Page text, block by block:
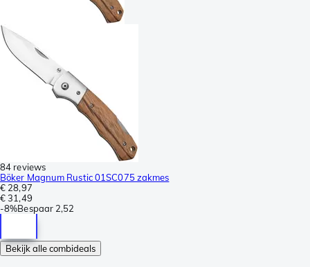
84 reviews
Böker Magnum Rustic 01SC075 zakmes
€ 28,97
€ 31,49
-8%Bespaar 2,52
Bekijk alle combideals